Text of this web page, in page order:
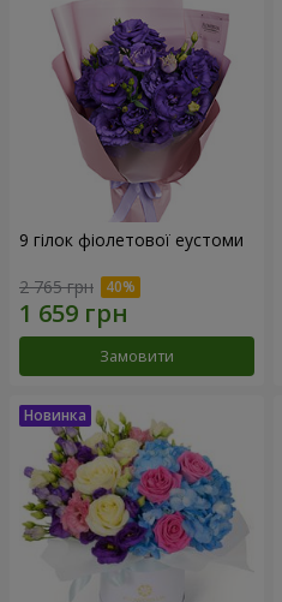
9 гілок фіолетової еустоми
2 765 грн
Замовити